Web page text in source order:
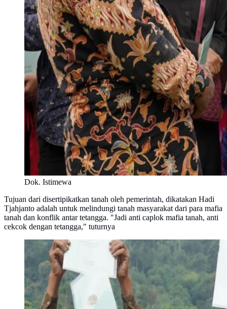
Dok. Istimewa
Tujuan dari disertipikatkan tanah oleh pemerintah, dikatakan Hadi
Tjahjanto adalah untuk melindungi tanah masyarakat dari para mafia
tanah dan konflik antar tetangga. "Jadi anti caplok mafia tanah, anti
cekcok dengan tetangga," tuturnya